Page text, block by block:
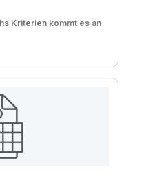
Kriterien kommt es an